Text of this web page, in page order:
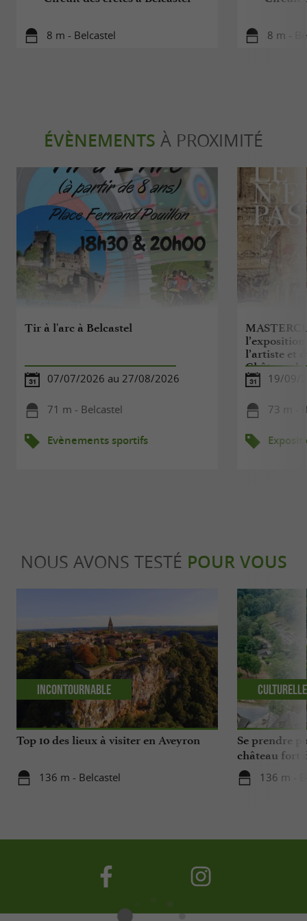
8 m - Belcastel 8 m -
ÉVÈNEMENTS À PROXIMITÉ
Tir à l'arc à Belcastel
07/07/2026 au 27/08/2026
71 m - Belcastel
Evènements sportifs
l’artiste et
Château
19/09/
73 m -
NOUS AVONS TESTÉ POUR VOUS
Top 10 des lieux à visiter en Aveyron
136 m - Belcastel
Incontournable
Se prendre
château fort
136 m -
Culturelle